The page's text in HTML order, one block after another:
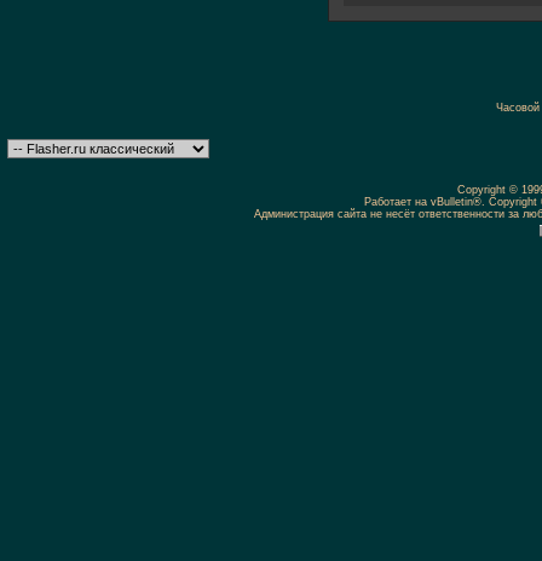
Copyright ©
Работает на vBulletin®.
Администрация сайта не несёт ответственности за